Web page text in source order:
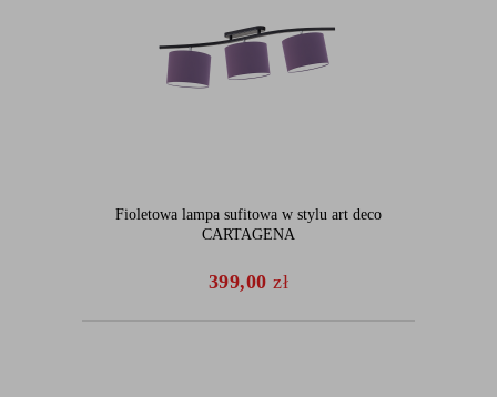
Fioletowa lampa sufitowa w stylu art deco
CARTAGENA
399,00zł